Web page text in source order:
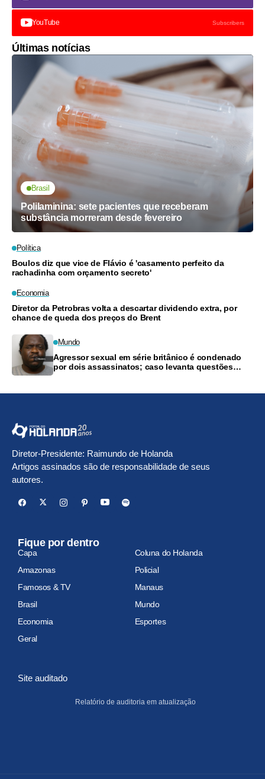
YouTube Subscribers
Últimas notícias
Brasil
Polilaminina: sete pacientes que receberam
substância morreram desde fevereiro
Política
Boulos diz que vice de Flávio é 'casamento perfeito da
rachadinha com orçamento secreto'
Economia
Diretor da Petrobras volta a descartar dividendo extra, por
chance de queda dos preços do Brent
Mundo
Agressor sexual em série britânico é condenado
por dois assassinatos; caso levanta questões
Diretor-Presidente: Raimundo de Holanda
Artigos assinados são de responsabilidade de seus
autores.
Fique por dentro
Capa
Coluna do Holanda
Amazonas
Policial
Famosos & TV
Manaus
Brasil
Mundo
Economia
Esportes
Geral
Site auditado
Relatório de auditoria em atualização